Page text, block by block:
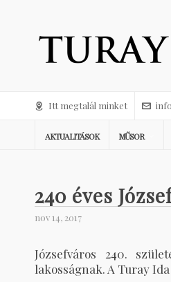
Itt megtalál minket
AKTUALITÁSOK MŰSOR
240 éves
nov 14, 2017
Józsefváros 240.
lakosságnak. A Turay